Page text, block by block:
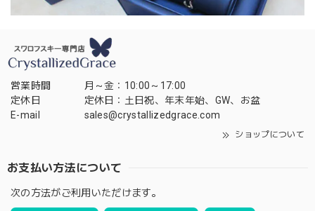
営業時間
月～金：10:00～17:00
定休日
定休日：土日祝、年末年始、GW、お盆
E-mail
sales@crystallizedgrace.com
ショップについて
お支払い方法について
次の方法がご利用いただけます。